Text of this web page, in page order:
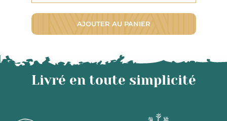
AJOUTER AU PANIER
Livré en toute simplicité